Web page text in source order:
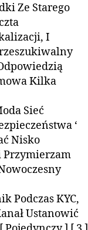
Ze Starego
I
Kilka
Sieć
‘
Nisko
Przymierzam
Podczas KYC,
Ustanowić